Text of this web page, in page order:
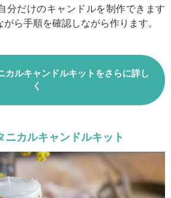
分だけのキャンドルを制作できます
ら手順を確認しながら作ります。
カルキャンドルキットをさらに詳し
く
ニカルキャンドルキット